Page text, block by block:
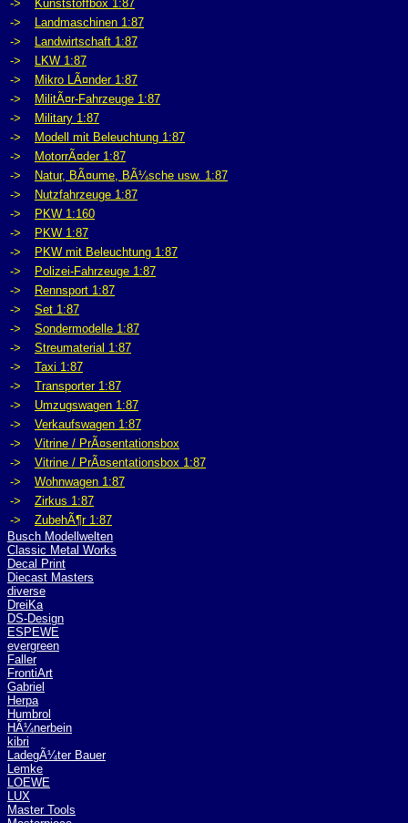
->
Kunststoffbox 1:87
->
Landmaschinen 1:87
->
Landwirtschaft 1:87
->
LKW 1:87
->
Mikro LÃ¤nder 1:87
->
MilitÃ¤r-Fahrzeuge 1:87
->
Military 1:87
->
Modell mit Beleuchtung 1:87
->
MotorrÃ¤der 1:87
->
Natur, BÃ¤ume, BÃ¼sche usw. 1:87
->
Nutzfahrzeuge 1:87
->
PKW 1:160
->
PKW 1:87
->
PKW mit Beleuchtung 1:87
->
Polizei-Fahrzeuge 1:87
->
Rennsport 1:87
->
Set 1:87
->
Sondermodelle 1:87
->
Streumaterial 1:87
->
Taxi 1:87
->
Transporter 1:87
->
Umzugswagen 1:87
->
Verkaufswagen 1:87
->
Vitrine / PrÃ¤sentationsbox
->
Vitrine / PrÃ¤sentationsbox 1:87
->
Wohnwagen 1:87
->
Zirkus 1:87
->
ZubehÃ¶r 1:87
Busch Modellwelten
Classic Metal Works
Decal Print
Diecast Masters
diverse
DreiKa
DS-Design
ESPEWE
evergreen
Faller
FrontiArt
Gabriel
Herpa
Humbrol
HÃ¼nerbein
kibri
LadegÃ¼ter Bauer
Lemke
LOEWE
LUX
Master Tools